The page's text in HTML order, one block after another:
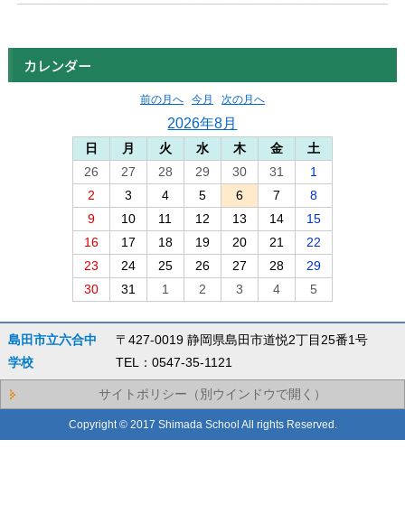
カレンダー
前の月へ 今月 次の月へ
2026年8月
日 月 火 水 木 金
土
26
27 28 29 30 31
1
2
3 4 5 6 7
8
9
10 11 12 13 14
15
16
17 18 19 20 21
22
23
24 25 26 27 28
29
30
31 1 2 3 4 5
島田市立六合中
学校
〒427-0019 静岡県島田市道悦2丁目25番1号
TEL：0547-35-1121
サイトポリシー（別ウインドウで開く）
Copyright © 2017 Shimada School All rights Reserved.